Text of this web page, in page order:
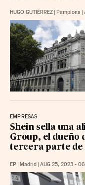
HUGO GUTIÉRREZ | Pamplona |
EMPRESAS
Shein sella una
Group, el dueño
tercera parte de
EP Madrid AUG 25, 2023 -